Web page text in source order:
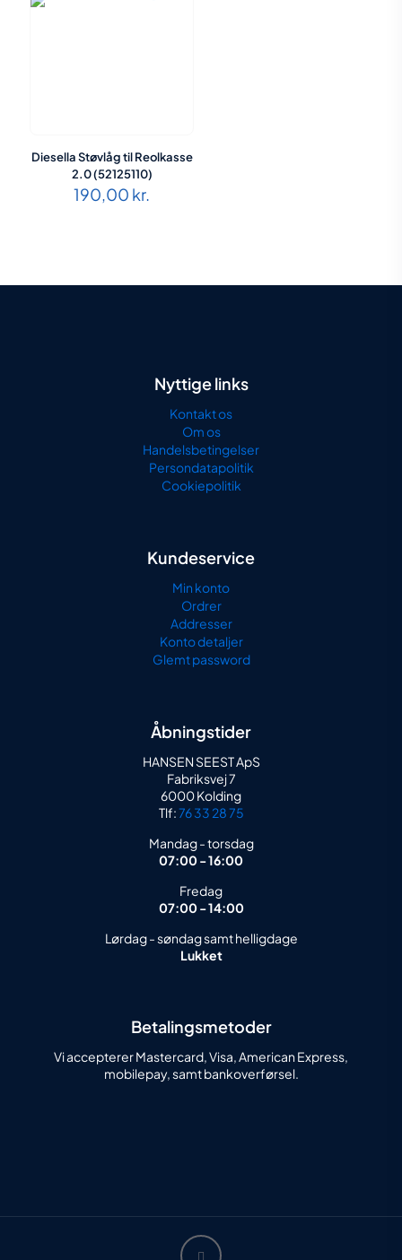
Diesella Støvlåg til Reolkasse
2.0 (52125110)
190,00 kr.
Nyttige links
Kontakt os
Om os
Handelsbetingelser
Persondatapolitik
Cookiepolitik
Kundeservice
Min konto
Ordrer
Addresser
Konto detaljer
Glemt password
Åbningstider
HANSEN SEEST ApS
Fabriksvej 7
6000 Kolding
Tlf:76 33 28 75
Mandag - torsdag
07:00 - 16:00
Fredag
07:00 - 14:00
Lørdag - søndag samt helligdage
Lukket
Betalingsmetoder
Vi accepterer Mastercard, Visa, American Express,
mobilepay, samt bankoverførsel.